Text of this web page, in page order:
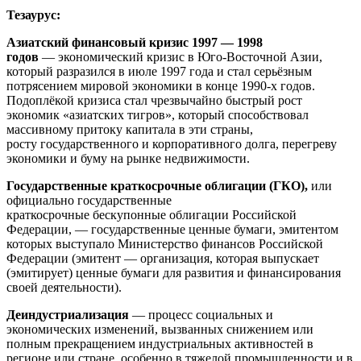
Тезаурус:
Азиатский финансовый кризис 1997 — 1998
годов — экономический кризис в Юго-Восточной Азии,
который разразился в июле 1997 года и стал серьёзным
потрясением мировой экономики в конце 1990-х годов.
Подоплёкой кризиса стал чрезвычайно быстрый рост
экономик «азиатских тигров», который способствовал
массивному притоку капитала в эти страны,
росту государственного и корпоративного долга, перегреву
экономики и буму на рынке недвижимости.
Государственные краткосрочные облигации (ГКО), или
официально государственные
краткосрочные бескупонные облигации Российской
Федерации, — государственные ценные бумаги, эмитентом
которых выступало Министерство финансов Российской
Федерации (эмитент — организация, которая выпускает
(эмитирует) ценные бумаги для развития и финансирования
своей деятельности).
Деиндустриализация — процесс социальных и
экономических изменений, вызванных снижением или
полным прекращением индустриальных активностей в